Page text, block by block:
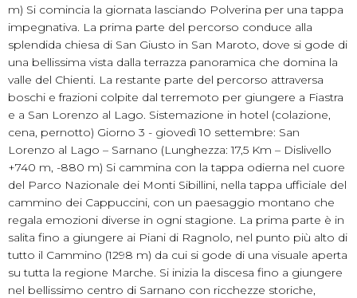
m) Si comincia la giornata lasciando Polverina per una tappa
impegnativa. La prima parte del percorso conduce alla
splendida chiesa di San Giusto in San Maroto, dove si gode di
una bellissima vista dalla terrazza panoramica che domina la
valle del Chienti. La restante parte del percorso attraversa
boschi e frazioni colpite dal terremoto per giungere a Fiastra
e a San Lorenzo al Lago. Sistemazione in hotel (colazione,
cena, pernotto) Giorno 3 - giovedì 10 settembre: San
Lorenzo al Lago – Sarnano (Lunghezza: 17,5 Km – Dislivello
+740 m, -880 m) Si cammina con la tappa odierna nel cuore
del Parco Nazionale dei Monti Sibillini, nella tappa ufficiale del
cammino dei Cappuccini, con un paesaggio montano che
regala emozioni diverse in ogni stagione. La prima parte è in
salita fino a giungere ai Piani di Ragnolo, nel punto più alto di
tutto il Cammino (1298 m) da cui si gode di una visuale aperta
su tutta la regione Marche. Si inizia la discesa fino a giungere
nel bellissimo centro di Sarnano con ricchezze storiche,